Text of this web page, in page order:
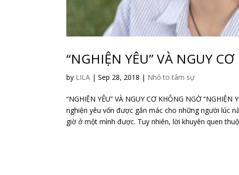
“NGHIỆN YÊU” VÀ NGUY
by LILA |Sep 28, 2018 | Nhỏ to tâm sự
“NGHIỆN YÊU” VÀ NGUY CƠ KHÔNG NGỜ
nghiện yêu vốn được gắn mác cho những người lúc
giờ ở một mình được. Tuy nhiên, lời khuyên quen